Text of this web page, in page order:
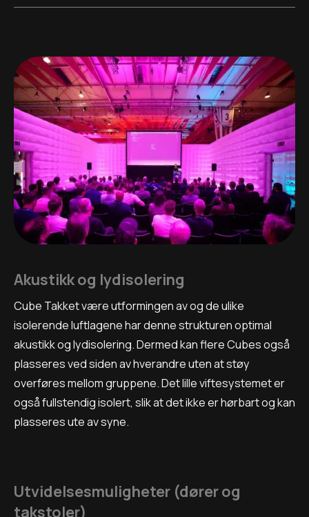
Akustikk og lydisolering
Cube Takket være utformingen av og de ulike
isolerende luftlagene har denne strukturen optimal
akustikk og lydisolering. Dermed kan flere Cubes også
plasseres ved siden av hverandre uten at støy
overføres mellom gruppene. Det lille viftesystemet er
også fullstendig isolert, slik at det ikke er hørbart og kan
plasseres ute av syne.
Utvidelsesmuligheter (dører og
takstoler)